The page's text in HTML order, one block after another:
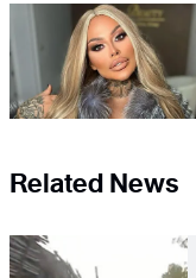
Related News